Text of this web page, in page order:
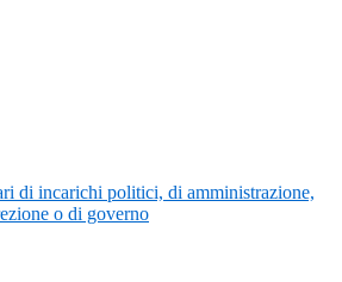
di incarichi politici, di amministrazione,
o di governo